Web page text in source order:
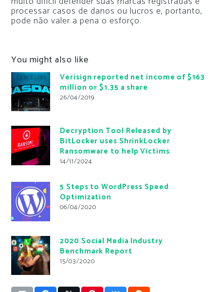
processar casos de danos ou lucros e, portanto,
pode não valer a pena o esforço.
You might also like
Verisign reported net income of $163
million or $1.35 a share
26/04/2019
Decryption Tool Released by
BitLocker uses ShrinkLocker
Ransomware to help Victims
14/11/2024
5 Steps to WordPress Speed
Optimization
06/04/2020
2020 Social Media Industry
Benchmark Report
15/03/2020